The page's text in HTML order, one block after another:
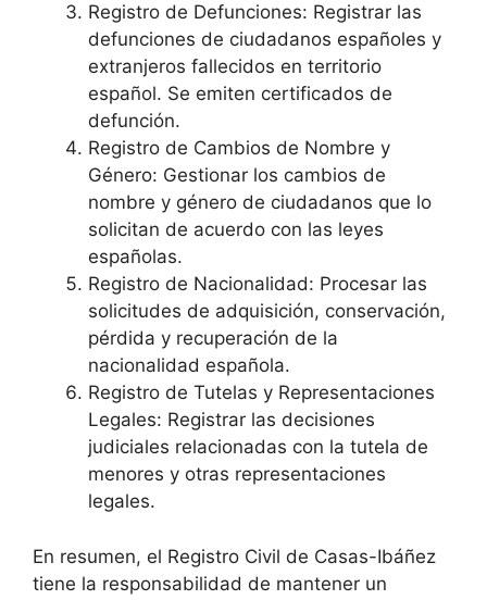
Registro de Defunciones: Registrar las
defunciones de ciudadanos españoles y
extranjeros fallecidos en territorio
español. Se emiten certificados de
defunción.
Registro de Cambios de Nombre y
Género: Gestionar los cambios de
nombre y género de ciudadanos que lo
solicitan de acuerdo con las leyes
españolas.
Registro de Nacionalidad: Procesar las
solicitudes de adquisición, conservación,
pérdida y recuperación de la
nacionalidad española.
Registro de Tutelas y Representaciones
Legales: Registrar las decisiones
judiciales relacionadas con la tutela de
menores y otras representaciones
legales.
En resumen, el Registro Civil de Casas-Ibáñez
tiene la responsabilidad de mantener un